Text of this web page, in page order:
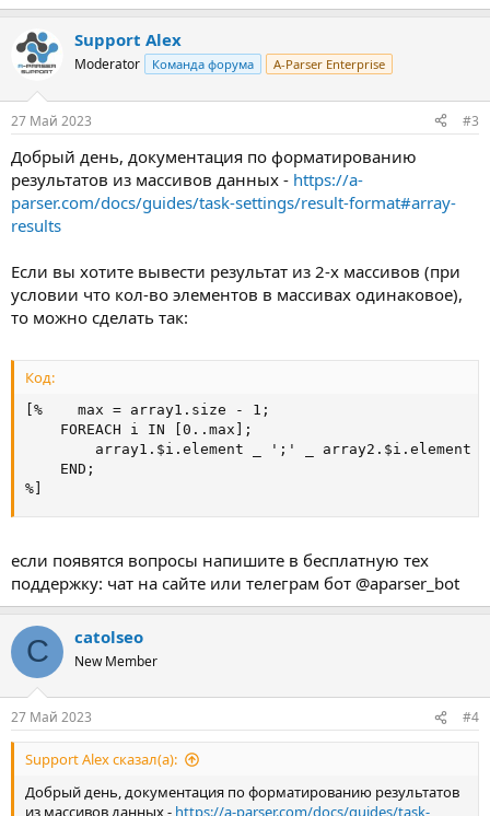
Support Alex
Moderator Команда форума A-Parser Enterprise
27 Май 2023 #3
Добрый день, документация по форматированию
результатов из массивов данных - https://a-
parser.com/docs/guides/task-settings/result-format#array-
results
Если вы хотите вывести результат из 2-х массивов (при
условии что кол-во элементов в массивах одинаковое),
то можно сделать так:
Код:
[%    max = array1.size - 1;
    FOREACH i IN [0..max];
array1.$i.element _ ';' _ array2.$i.element
    END;
%]
если появятся вопросы напишите в бесплатную тех
поддержку: чат на сайте или телеграм бот @aparser_bot
C catolseo
New Member
27 Май 2023 #4
Support Alex сказал(а):
Добрый день, документация по форматированию результатов
из массивов данных - https://a-parser.com/docs/guides/task-